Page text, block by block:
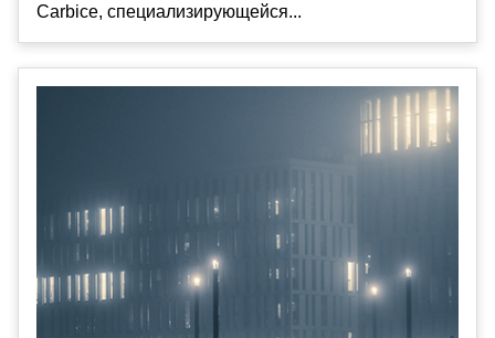
Carbice, специализирующейся...